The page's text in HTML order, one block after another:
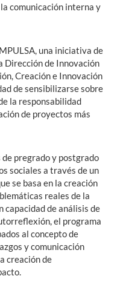
comunicación interna y
una iniciativa de
Dirección de Innovación
Creación e Innovación
de sensibilizarse sobre
la responsabilidad
de proyectos más
pregrado y postgrado
sociales a través de un
se basa en la creación
reales de la
capacidad de análisis de
el programa
al concepto de
y comunicación
creación de